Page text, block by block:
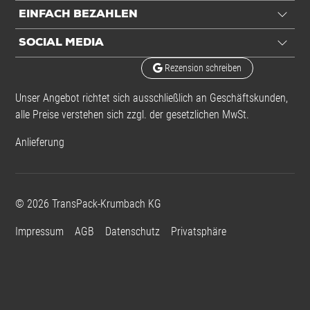
Alle Angaben ohne Gewähr, Druckfehler vorbehalten.
EINFACH BEZAHLEN
SOCIAL MEDIA
Rezension schreiben
Unser Angebot richtet sich ausschließlich an Geschäftskunden,
alle Preise verstehen sich zzgl. der gesetzlichen MwSt.
Anlieferung
© 2026 TransPack-Krumbach KG
Impressum AGB Datenschutz Privatsphäre